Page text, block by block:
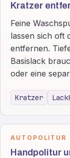
Kratzer
Feine
lassen sich oft
entfernen.
Basislack
oder eine
Kratzer
AUTOPOLITUR
Handpolitur